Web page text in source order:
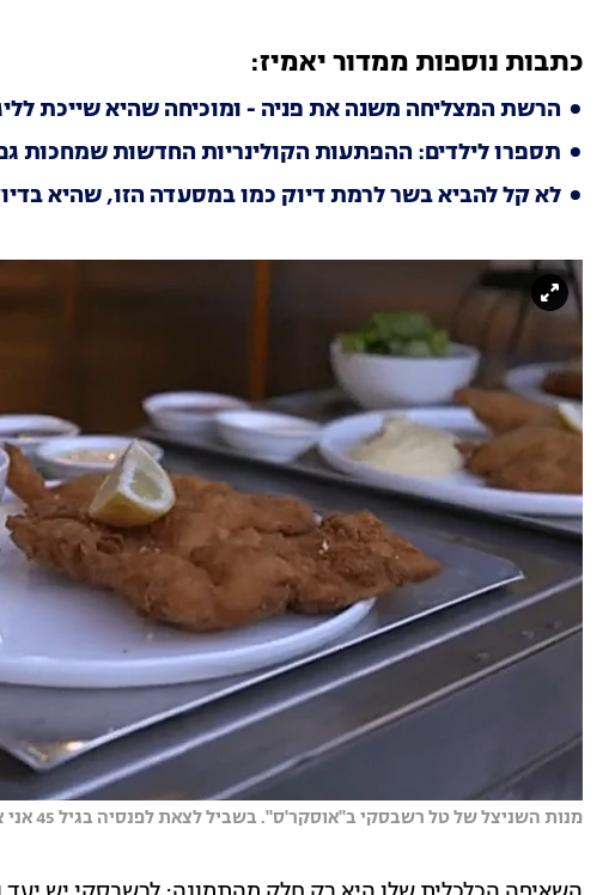
כתבות נוספות ממדור יאמיז:
הרשת המצליחה משנה את פניה - ומוכיחה שהיא שייכת
תספרו לילדים: ההפתעות הקולינריות החדשות שמחכות
לא קל להביא בשר לרמת דיוק כמו במסעדה הזו, שהיא
מנות השניצל של טל רשבסקי ב"אוסקר'ס". בשביל לצאת לפנסיה בגיל 45 אני צריך הרבה מאוד כסף | צילום: הצינור